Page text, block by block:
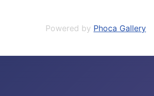
Powered by Phoca Gallery